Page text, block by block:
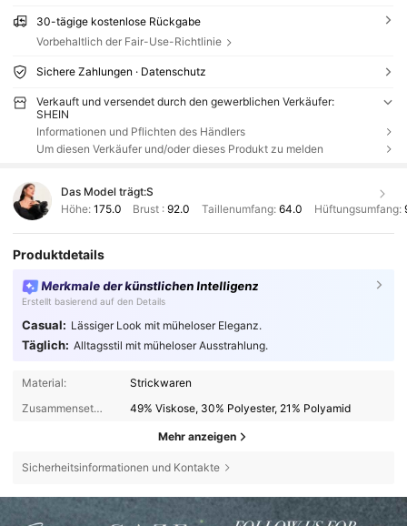
30-tägige kostenlose Rückgabe
Vorbehaltlich der Fair-Use-Richtlinie
Sichere Zahlungen · Datenschutz
Verkauft und versendet durch den gewerblichen Verkäufer:
SHEIN
Informationen und Pflichten des Händlers
Um diesen Verkäufer und/oder dieses Produkt zu melden
Das Model trägt:S
Höhe: 175.0 Brust :92.0 Taillenumfang: 64.0 Hüftungsumfang:
Produktdetails
Merkmale der künstlichen Intelligenz
Erstellt basierend auf den Details
Casual: Lässiger Look mit müheloser Eleganz.
Täglich: Alltagsstil mit müheloser Ausstrahlung.
Material:
Strickwaren
Zusammensetzung:
49% Viskose, 30% Polyester, 21% Polyamid
Mehr anzeigen
Sicherheitsinformationen und Kontakte